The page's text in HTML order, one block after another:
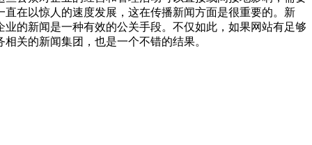
在以惊人的速度发展，这在传播新闻方面是很重要的。新
的新闻是一种有效的公关手段。不仅如此，如果网站有足够
关的新闻集团，也是一个不错的结果。